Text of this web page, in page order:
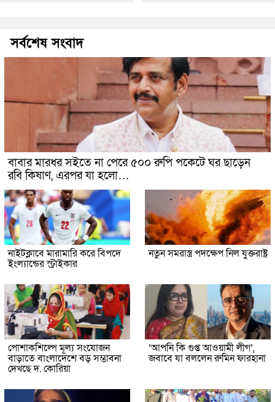
সর্বশেষ সংবাদ
বাবার মারধর সইতে না পেরে ৫০০ রুপি পকেটে ঘর ছাড়েন
রবি কিষাণ, এরপর যা হলো…
নাইটক্লাবে মারামারি করে বিপদে
ইংল্যান্ডের স্ট্রাইকার
নতুন সমরাস্ত্র পদক্ষেপ নিল যুক্তরাষ্ট্র
পোশাকশিল্পে মূল্য সংযোজন
বাড়াতে বাংলাদেশে বড় সম্ভাবনা
দেখছে দ. কোরিয়া
‘আপনি কি গুপ্ত আওয়ামী লীগ’,
জবাবে যা বললেন রুমিন ফারহানা